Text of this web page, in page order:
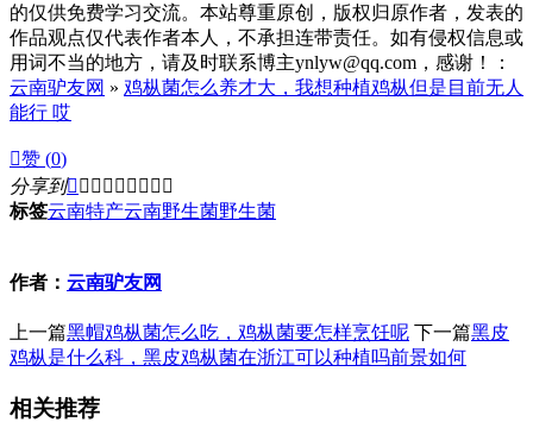
的仅供免费学习交流。本站尊重原创，版权归原作者，发表的
作品观点仅代表作者本人，不承担连带责任。如有侵权信息或
用词不当的地方，请及时联系博主ynlyw@qq.com，感谢！：
云南驴友网 » 鸡枞菌怎么养才大，我想种植鸡枞但是目前无人
能行 哎
赞 (0)
分享到        
标签云南特产云南野生菌野生菌
作者： 云南驴友网
上一篇黑帽鸡枞菌怎么吃，鸡枞菌要怎样烹饪呢 下一篇黑皮
鸡枞是什么科，黑皮鸡枞菌在浙江可以种植吗前景如何
相关推荐